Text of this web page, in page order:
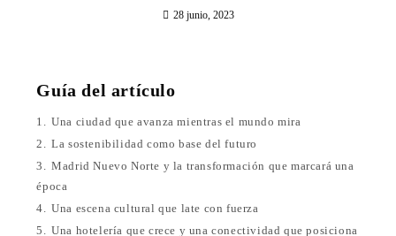
28 junio, 2023
Guía del artículo
1. Una ciudad que avanza mientras el mundo mira
2. La sostenibilidad como base del futuro
3. Madrid Nuevo Norte y la transformación que marcará una
época
4. Una escena cultural que late con fuerza
5. Una hotelería que crece y una conectividad que posiciona